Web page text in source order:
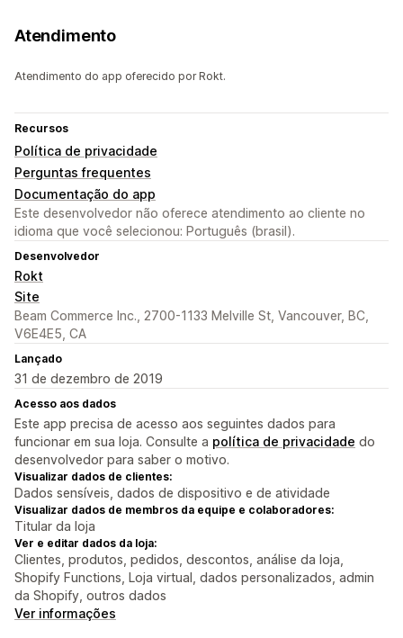
Atendimento
Atendimento do app oferecido por Rokt.
Recursos
Política de privacidade
Perguntas frequentes
Documentação do app
Este desenvolvedor não oferece atendimento ao cliente no
idioma que você selecionou: Português (brasil).
Desenvolvedor
Rokt
Site
Beam Commerce Inc., 2700-1133 Melville St, Vancouver, BC,
V6E4E5, CA
Lançado
31 de dezembro de 2019
Acesso aos dados
Este app precisa de acesso aos seguintes dados para
funcionar em sua loja. Consulte a política de privacidade do
desenvolvedor para saber o motivo.
Visualizar dados de clientes:
Dados sensíveis, dados de dispositivo e de atividade
Visualizar dados de membros da equipe e colaboradores:
Titular da loja
Ver e editar dados da loja:
Clientes, produtos, pedidos, descontos, análise da loja,
Shopify Functions, Loja virtual, dados personalizados, admin
da Shopify, outros dados
Ver informações